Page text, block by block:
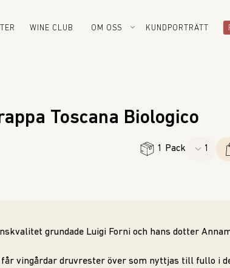
WINE CLUB OM OSS KUNDPORTRÄTT
Toscana Biologico
1 Pack
grundade Luigi Forni och hans dotter
får vingårdar druvrester över som nyttjas till fullo i